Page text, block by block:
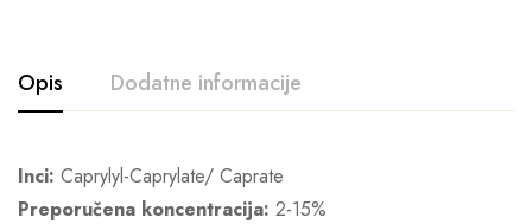
Opis Dodatne informacije
Inci: Caprylyl-Caprylate/ Caprate
Preporučena koncentracija: 2-15%